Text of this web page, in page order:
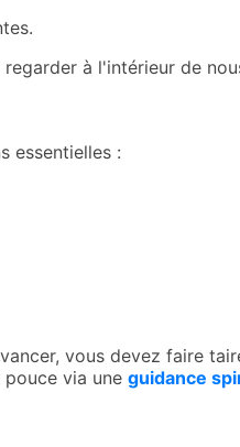
à l'intérieur de
essentielles :
vous devez faire
via une guidance